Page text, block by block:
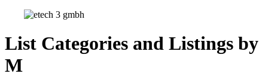
List Categories and Listings by
M